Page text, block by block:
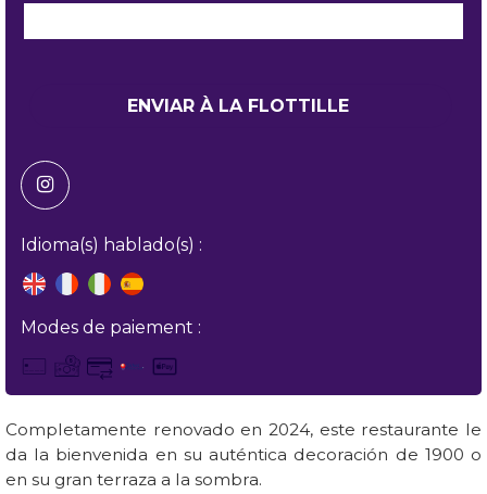
Idioma(s) hablado(s) :
Modes de paiement :
Completamente renovado en 2024, este restaurante le
da la bienvenida en su auténtica decoración de 1900 o
en su gran terraza a la sombra.